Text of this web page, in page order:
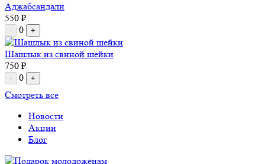
Аджабсандали
550 ₽
- 0 +
Шашлык из свиной шейки
750 ₽
- 0 +
Смотреть все
Новости
Акции
Блог